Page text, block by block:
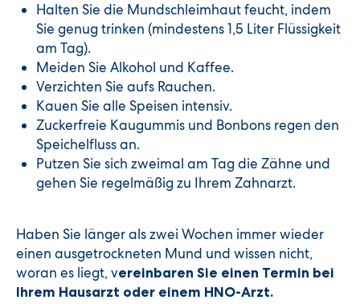
Halten Sie die Mundschleimhaut feucht, indem
Sie genug trinken (mindestens 1,5 Liter Flüssigkeit
am Tag).
Meiden Sie Alkohol und Kaffee.
Verzichten Sie aufs Rauchen.
Kauen Sie alle Speisen intensiv.
Zuckerfreie Kaugummis und Bonbons regen den
Speichelfluss an.
Putzen Sie sich zweimal am Tag die Zähne und
gehen Sie regelmäßig zu Ihrem Zahnarzt.
Haben Sie länger als zwei Wochen immer wieder
einen ausgetrockneten Mund und wissen nicht,
woran es liegt, vereinbaren Sie einen Termin bei
Ihrem Hausarzt oder einem HNO-Arzt.